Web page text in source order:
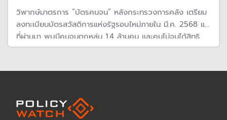
วิพากษ์มาตรการ “บัตรคนจน“ หลังกระทรวงการคลัง เตรียม
ลงทะเบียนบัตรสวัสดิการแห่งรัฐรอบใหม่ภายใน มี.ค. 2568 แต่
ที่ผ่านมา พบมีคนจนตกหล่น 1.4 ล้านคน และคนไม่จนได้สิทธิ
10.1 ล้านคน สถาบันวิจัยเศรษฐกิจป๋วยฯ ชี้สาเหตุจากตั้งเกณฑ์
กรองซ้ำใหม่